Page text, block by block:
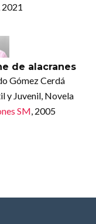
, 2021
de alacranes
Gómez Cerdá
y Juvenil, Novela
SM, 2005